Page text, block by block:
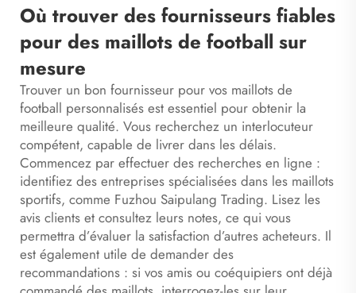
Où trouver des fournisseurs fiables
pour des maillots de football sur
mesure
Trouver un bon fournisseur pour vos maillots de
football personnalisés est essentiel pour obtenir la
meilleure qualité. Vous recherchez un interlocuteur
compétent, capable de livrer dans les délais.
Commencez par effectuer des recherches en ligne :
identifiez des entreprises spécialisées dans les maillots
sportifs, comme Fuzhou Saipulang Trading. Lisez les
avis clients et consultez leurs notes, ce qui vous
permettra d’évaluer la satisfaction d’autres acheteurs. Il
est également utile de demander des
recommandations : si vos amis ou coéquipiers ont déjà